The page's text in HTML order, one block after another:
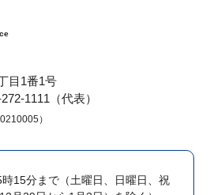
目1番1号
1111（代表）
）
15分まで （土曜日、日曜日、祝